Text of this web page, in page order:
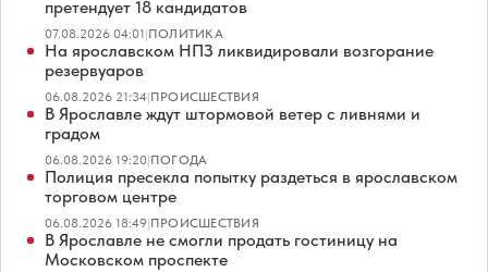
претендует 18 кандидатов
07.08.2026 04:01|ПОЛИТИКА
На ярославском НПЗ ликвидировали возгорание
резервуаров
06.08.2026 21:34|ПРОИСШЕСТВИЯ
В Ярославле ждут штормовой ветер с ливнями и
градом
06.08.2026 19:20|ПОГОДА
Полиция пресекла попытку раздеться в ярославском
торговом центре
06.08.2026 18:49|ПРОИСШЕСТВИЯ
В Ярославле не смогли продать гостиницу на
Московском проспекте